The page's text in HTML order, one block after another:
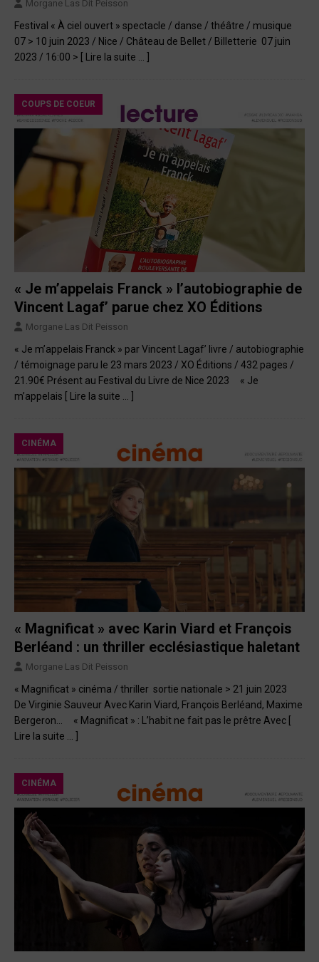
Morgane Las Dit Peisson
Festival « À ciel ouvert » spectacle / danse / théâtre / musique
07 > 10 juin 2023 / Nice / Château de Bellet / Billetterie 07 juin
2023 / 16:00 >
[ Lire la suite … ]
COUPS DE COEUR
« Je m’appelais Franck » l’autobiographie de
Vincent Lagaf’ parue chez XO Éditions
Morgane Las Dit Peisson
« Je m’appelais Franck » par Vincent Lagaf’ livre / autobiographie
/ témoignage paru le 23 mars 2023 / XO Éditions / 432 pages /
21.90€ Présent au Festival du Livre de Nice 2023 « Je
m’appelais
[ Lire la suite … ]
CINÉMA
« Magnificat » avec Karin Viard et François
Berléand : un thriller ecclésiastique haletant
Morgane Las Dit Peisson
« Magnificat » cinéma / thriller sortie nationale > 21 juin 2023
De Virginie Sauveur Avec Karin Viard, François Berléand, Maxime
Bergeron… « Magnificat » : L’habit ne fait pas le prêtre Avec
Lire la suite … ]
CINÉMA